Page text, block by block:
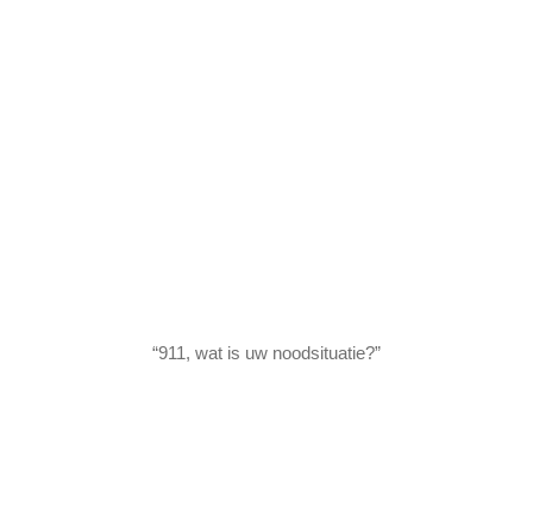
“911, wat is uw noodsituatie?”